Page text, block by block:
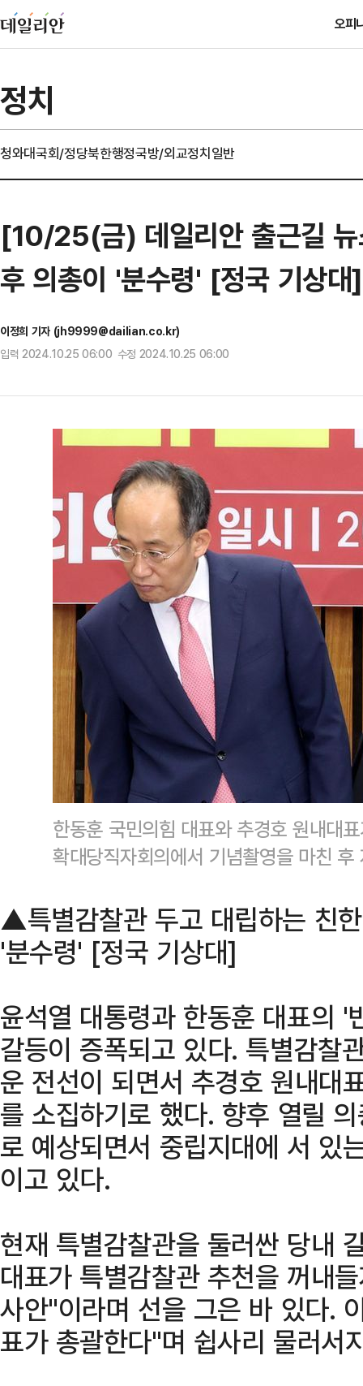
오피
정치
청와대국회/정당북한행정국방/외교정치일반
[10/25(금) 데일리안 출근길
후 의총이 '분수령' [정국 기상
이정희 기자 (jh9999@dailian.co.kr)
입력 2024.10.25 06:00 수정 2024.10.25 06:00
한동훈 국민의힘 대표와 추경호 원내대
확대당직자회의에서 기념촬영을 마친
▲특별감찰관 두고 대립하는 친
'분수령' [정국 기상대]
윤석열 대통령과 한동훈 대표의 '
갈등이 증폭되고 있다. 특별감찰
운 전선이 되면서 추경호 원내대
를 소집하기로 했다. 향후 열릴
로 예상되면서 중립지대에 서 있
이고 있다.
현재 특별감찰관을 둘러싼 당내
대표가 특별감찰관 추천을 꺼내
사안"이라며 선을 그은 바 있다.
표가 총괄한다"며 쉽사리 물러서